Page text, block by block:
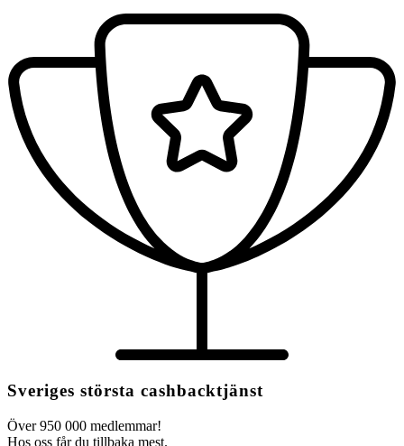
Sveriges största cashbacktjänst
Över 950 000 medlemmar!
Hos oss får du tillbaka mest.